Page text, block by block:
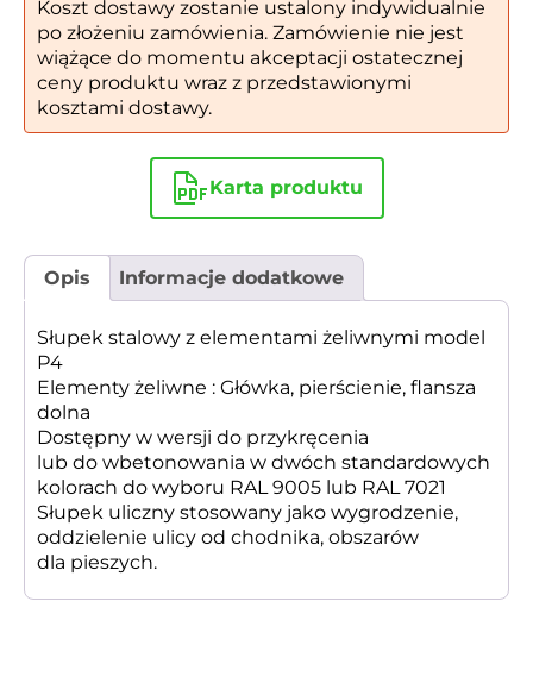
Koszt dostawy zostanie ustalony indywidualnie
po złożeniu zamówienia. Zamówienie nie jest
wiążące do momentu akceptacji ostatecznej
ceny produktu wraz z przedstawionymi
kosztami dostawy.
Karta produktu
Opis Informacje dodatkowe
Słupek stalowy z elementami żeliwnymi model
P4
Elementy żeliwne : Główka, pierścienie, flansza
dolna
Dostępny w wersji do przykręcenia
lub do wbetonowania w dwóch standardowych
kolorach do wyboru RAL 9005 lub RAL 7021
Słupek uliczny stosowany jako wygrodzenie,
oddzielenie ulicy od chodnika, obszarów
dla pieszych.